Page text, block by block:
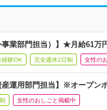
事業部門担当）】★月給61万
経験OK 完全週休2日制 女性の
産運用部門担当】※オープン
女性のおしごと掲載中